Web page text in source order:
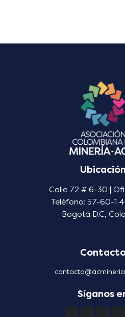
Ubicación
Calle 72 # 6-30 |
Teléfono: 57-60-1
Bogotá D.C,
Síganos